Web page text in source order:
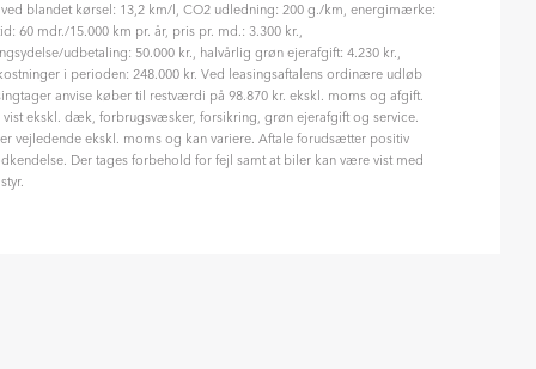
blandet kørsel: 13,2 km/l, CO2 udledning: 200 g./km, energimærke:
60 mdr./15.000 km pr. år, pris pr. md.: 3.300 kr.,
udbetaling: 50.000 kr., halvårlig grøn ejerafgift: 4.230 kr.,
i perioden: 248.000 kr. Ved leasingsaftalens ordinære udløb
anvise køber til restværdi på 98.870 kr. ekskl. moms og afgift.
vist ekskl. dæk, forbrugsvæsker, forsikring, grøn ejerafgift og service.
er vejledende ekskl. moms og kan variere. Aftale forudsætter positiv
Der tages forbehold for fejl samt at biler kan være vist med